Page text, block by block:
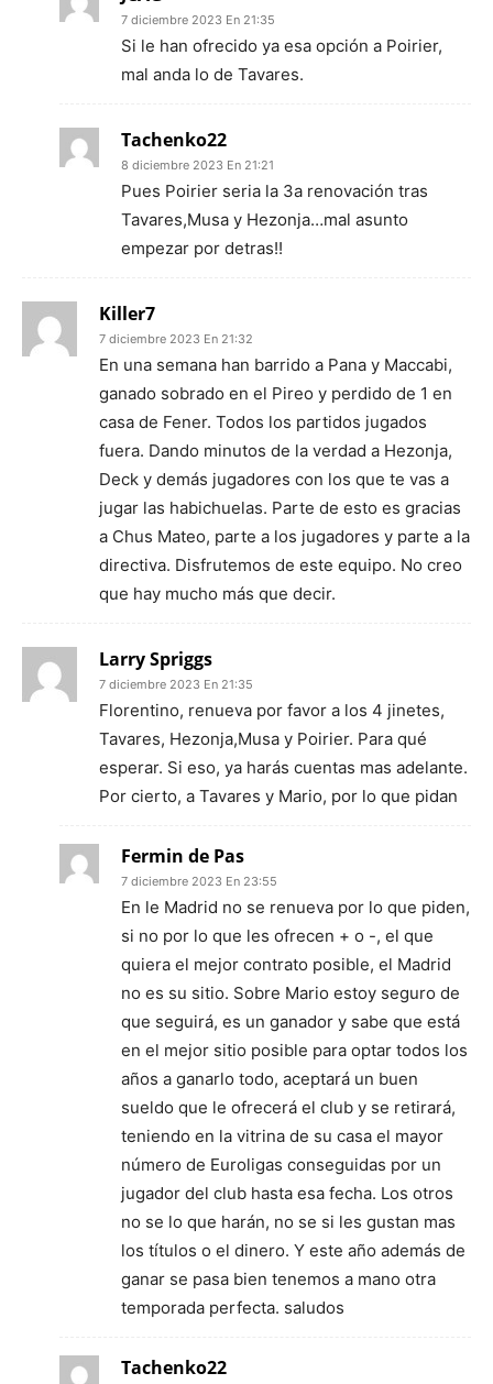
7 diciembre 2023 En 21:35
Si le han ofrecido ya esa opción a Poirier,
mal anda lo de Tavares.
Tachenko22
8 diciembre 2023 En 21:21
Pues Poirier seria la 3a renovación tras
Tavares,Musa y Hezonja…mal asunto
empezar por detras!!
Killer7
7 diciembre 2023 En 21:32
En una semana han barrido a Pana y Maccabi,
ganado sobrado en el Pireo y perdido de 1 en
casa de Fener. Todos los partidos jugados
fuera. Dando minutos de la verdad a Hezonja,
Deck y demás jugadores con los que te vas a
jugar las habichuelas. Parte de esto es gracias
a Chus Mateo, parte a los jugadores y parte a la
directiva. Disfrutemos de este equipo. No creo
que hay mucho más que decir.
Larry Spriggs
7 diciembre 2023 En 21:35
Florentino, renueva por favor a los 4 jinetes,
Tavares, Hezonja,Musa y Poirier. Para qué
esperar. Si eso, ya harás cuentas mas adelante.
Por cierto, a Tavares y Mario, por lo que pidan
Fermin de Pas
7 diciembre 2023 En 23:55
En le Madrid no se renueva por lo que piden,
si no por lo que les ofrecen + o -, el que
quiera el mejor contrato posible, el Madrid
no es su sitio. Sobre Mario estoy seguro de
que seguirá, es un ganador y sabe que está
en el mejor sitio posible para optar todos los
años a ganarlo todo, aceptará un buen
sueldo que le ofrecerá el club y se retirará,
teniendo en la vitrina de su casa el mayor
número de Euroligas conseguidas por un
jugador del club hasta esa fecha. Los otros
no se lo que harán, no se si les gustan mas
los títulos o el dinero. Y este año además de
ganar se pasa bien tenemos a mano otra
temporada perfecta. saludos
Tachenko22